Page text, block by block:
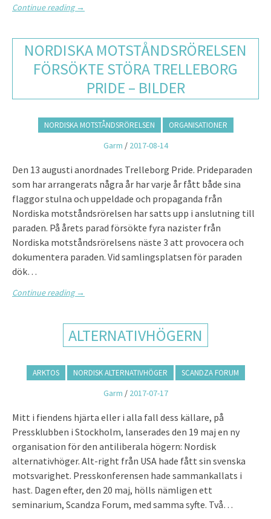
Continue reading →
NORDISKA MOTSTÅNDSRÖRELSEN
FÖRSÖKTE STÖRA TRELLEBORG
PRIDE – BILDER
NORDISKA MOTSTÅNDSRÖRELSEN ORGANISATIONER
Garm / 2017-08-14
Den 13 augusti anordnades Trelleborg Pride. Prideparaden
som har arrangerats några år har varje år fått både sina
flaggor stulna och uppeldade och propaganda från
Nordiska motståndsrörelsen har satts upp i anslutning till
paraden. På årets parad försökte fyra nazister från
Nordiska motståndsrörelsens näste 3 att provocera och
dokumentera paraden. Vid samlingsplatsen för paraden
dök…
Continue reading →
ALTERNATIVHÖGERN
ARKTOS NORDISK ALTERNATIVHÖGER SCANDZA FORUM
Garm / 2017-07-17
Mitt i fiendens hjärta eller i alla fall dess källare, på
Pressklubben i Stockholm, lanserades den 19 maj en ny
organisation för den antiliberala högern: Nordisk
alternativhöger. Alt-right från USA hade fått sin svenska
motsvarighet. Presskonferensen hade sammankallats i
hast. Dagen efter, den 20 maj, hölls nämligen ett
seminarium, Scandza Forum, med samma syfte. Två…